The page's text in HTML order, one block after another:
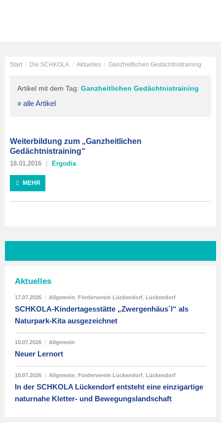
Start / Die SCHKOLA / Aktuelles / Ganzheitlichen Gedächtnistraining
Artikel mit dem Tag: Ganzheitlichen Gedächtnistraining
» alle Artikel
Weiterbildung zum „Ganzheitlichen
Gedächtnistraining“
18.01.2016 Ergodia
MEHR
Aktuelles
17.07.2026 | Allgemein Förderverein Lückendorf Lückendorf
SCHKOLA-Kindertagesstätte „Zwergenhäus´l“ als
Naturpark-Kita ausgezeichnet
10.07.2026 | Allgemein
Neuer Lernort
10.07.2026 | Allgemein Förderverein Lückendorf Lückendorf
In der SCHKOLA Lückendorf entsteht eine einzigartige
naturnahe Kletter- und Bewegungslandschaft